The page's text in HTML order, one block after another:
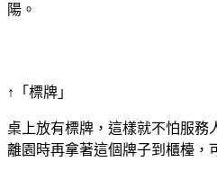
陽。
↑「標牌」
桌上放有標牌，這樣就不怕服務
離園時再拿著這個牌子到櫃檯，